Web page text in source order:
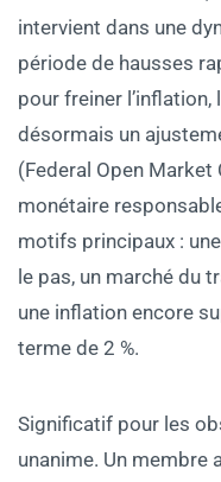
intervient dans une
période de hausses
pour freiner
désormais un
(Federal Open
monétaire
motifs principaux :
le pas, un marché du
une inflation encore
terme de 2 %.
Significatif pour les
unanime. Un membre